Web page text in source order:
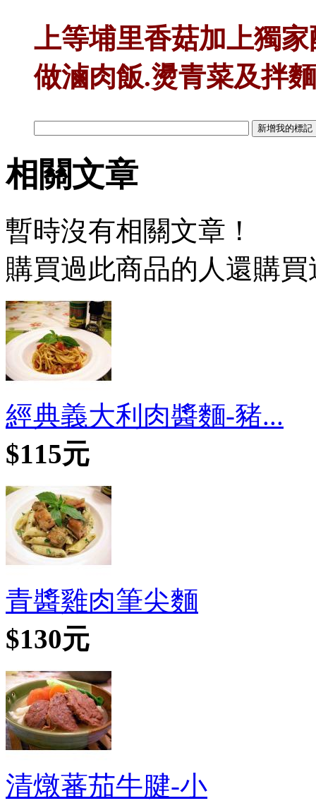
上等埔里香菇加上獨
做滷肉飯.燙青菜及拌
相關文章
暫時沒有相關文章！
購買過此商品的人還購買
經典義大利肉醬麵-豬...
$115元
青醬雞肉筆尖麵
$130元
清燉蕃茄牛腱-小